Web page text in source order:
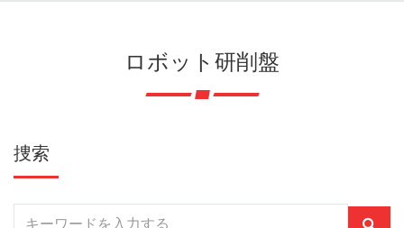
ロボット研削盤
捜索